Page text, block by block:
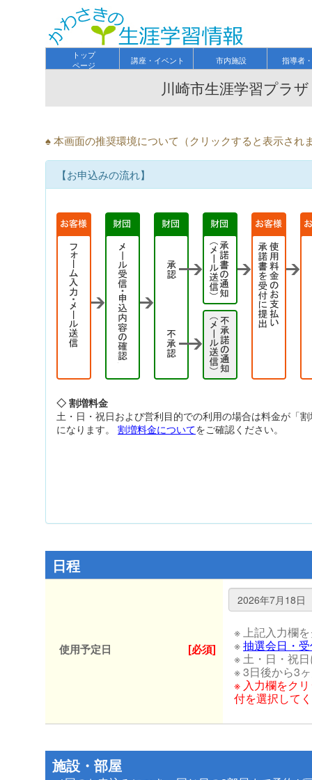
トップ
ページ
講座・イベント 市内施設 指導者
川崎市生涯学習プラ
♠ 本画面の推奨環境について（クリックすると表示され
【お申込みの流れ】
◇ 割増料金
土・日・祝日および営利目的での利用の場合は料金が「
になります。 割増料金についてをご確認ください。
日程
使用予定日 [必須]
※ 上記入力欄
※抽選会日・
※ 土・日・祝
※ 3日後から3
※ 入力欄をク
付を選択して
施設・部屋